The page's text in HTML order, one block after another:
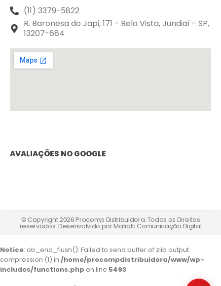
(11) 3379-5822
R. Baronesa do Japi, 171 - Bela Vista, Jundiaí - SP,
13207-684
AVALIAÇÕES NO GOOGLE
© Copyright 2026 Procomp Distribuidora. Todos os Direitos
reservados. Desenvolvido porMatiotti Comunicação Digital
Notice: ob_end_flush(): Failed to send buffer of zlib output
compression (1) in /home/procompdistribuidora/www/wp-
includes/functions.php on line 5493